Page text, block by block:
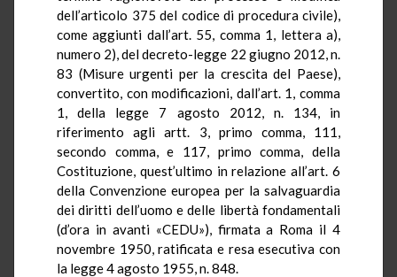
dell’articolo 375 del codice di procedura civile),
come aggiunti dall’art. 55, comma 1, lettera a),
numero 2), del decreto-legge 22 giugno 2012, n.
83 (Misure urgenti per la crescita del Paese),
convertito, con modificazioni, dall’art. 1, comma
1, della legge 7 agosto 2012, n. 134, in
riferimento agli artt. 3, primo comma, 111,
secondo comma, e 117, primo comma, della
Costituzione, quest’ultimo in relazione all’art. 6
della Convenzione europea per la salvaguardia
dei diritti dell’uomo e delle libertà fondamentali
(d’ora in avanti «CEDU»), firmata a Roma il 4
novembre 1950, ratificata e resa esecutiva con
la legge 4 agosto 1955, n. 848.